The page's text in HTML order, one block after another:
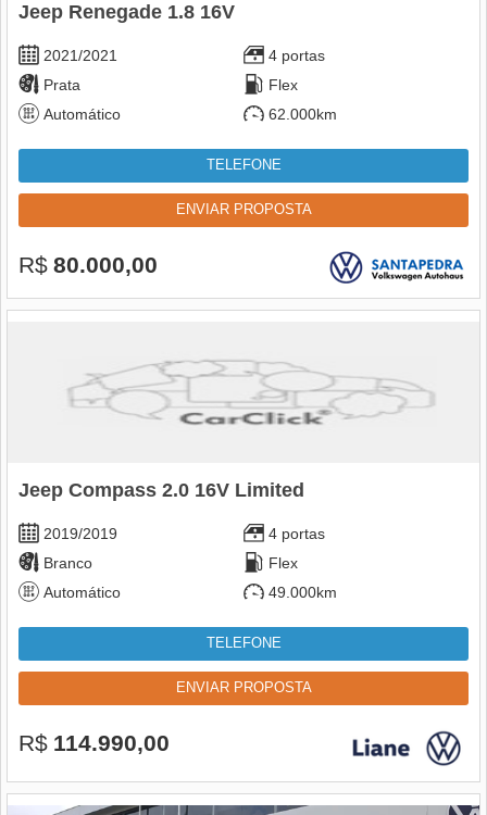
Jeep Renegade 1.8 16V
2021/2021
4 portas
Prata
Flex
Automático
62.000km
TELEFONE
ENVIAR PROPOSTA
R$ 80.000,00
Jeep Compass 2.0 16V Limited
2019/2019
4 portas
Branco
Flex
Automático
49.000km
TELEFONE
ENVIAR PROPOSTA
R$ 114.990,00